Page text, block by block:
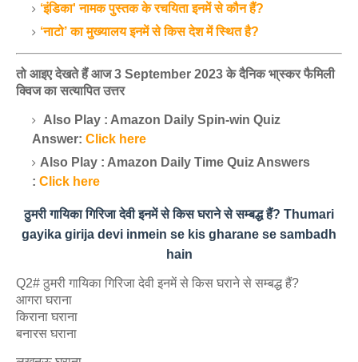
‘इंडिका' नामक पुस्तक के रचयिता इनमें से कौन हैं?
‘नाटो’ का मुख्यालय इनमें से किस देश में स्थित है?
तो आइए देखते हैं आज 3 September 2023 के दैनिक भा्स्‍कर फैमिली
क्विज का सत्यापित उत्तर
Also Play : Amazon Daily Spin-win Quiz
Answer: Click here
Also Play : Amazon Daily Time Quiz Answers
: Click here
ठुमरी गायिका गिरिजा देवी इनमें से किस घराने से सम्बद्ध हैं? Thumari
gayika girija devi inmein se kis gharane se sambadh
hain
Q2# ठुमरी गायिका गिरिजा देवी इनमें से किस घराने से सम्बद्ध हैं?
आगरा घराना
किराना घराना
बनारस घराना